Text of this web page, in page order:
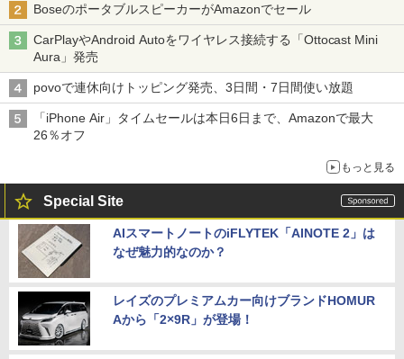
BoseのポータブルスピーカーがAmazonでセール
CarPlayやAndroid Autoをワイヤレス接続する「Ottocast Mini
Aura」発売
povoで連休向けトッピング発売、3日間・7日間使い放題
「iPhone Air」タイムセールは本日6日まで、Amazonで最大
26％オフ
もっと見る
Special Site
AIスマートノートのiFLYTEK「AINOTE 2」は
なぜ魅力的なのか？
レイズのプレミアムカー向けブランドHOMUR
Aから「2×9R」が登場！